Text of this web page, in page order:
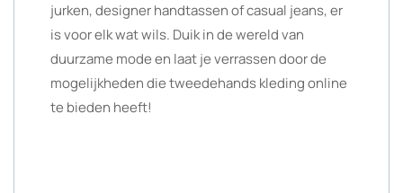
jurken, designer handtassen of casual jeans, er
is voor elk wat wils. Duik in de wereld van
duurzame mode en laat je verrassen door de
mogelijkheden die tweedehands kleding online
te bieden heeft!